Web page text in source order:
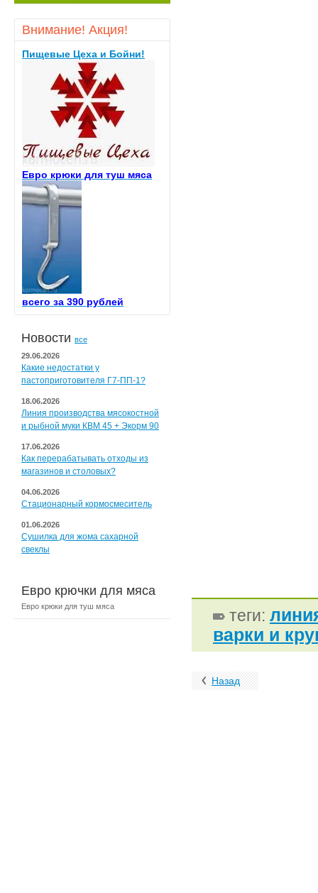
Внимание! Акция!
Пищевые Цеха и Бойни!
Евро крюки для туш мяса
всего за 390 рублей
Новости все
29.06.2026
Какие недостатки у
пастоприготовителя Г7-ПП-1?
18.06.2026
Линия производства мясокостной
и рыбной муки КВМ 45 + Экорм 90
17.06.2026
Как перерабатывать отходы из
магазинов и столовых?
04.06.2026
Стационарный кормосмеситель
01.06.2026
Сушилка для жома сахарной
свеклы
Евро крючки для мяса
Евро крюки для туш мяса теги:
варки и
Назад